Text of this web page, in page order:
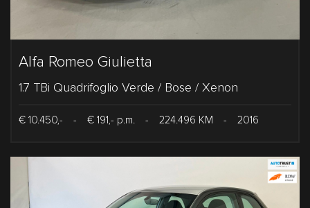
Alfa Romeo Giulietta
1.7 TBi Quadrifoglio Verde / Bose / Xenon
€ 10.450,- - € 191,- p.m. - 224.496 KM - 2016